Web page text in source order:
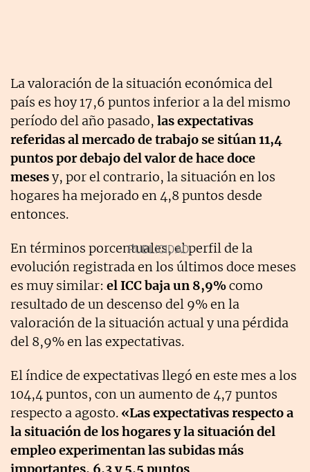
La valoración de la situación económica del
país es hoy 17,6 puntos inferior a la del mismo
período del año pasado, las expectativas
referidas al mercado de trabajo se sitúan 11,4
puntos por debajo del valor de hace doce
mesesy, por el contrario, la situación en los
hogares ha mejorado en 4,8 puntos desde
entonces.
En términos porcentuales, el perfil de la
evolución registrada en los últimos doce meses
es muy similar: el ICC baja un 8,9%como
resultado de un descenso del 9% en la
valoración de la situación actual y una pérdida
del 8,9% en las expectativas.
El índice de expectativas llegó en este mes a los
104,4 puntos, con un aumento de 4,7 puntos
respecto a agosto. «Las expectativas respecto a
la situación de los hogares y la situación del
empleo experimentan las subidas más
importantes, 6,3 y 5,5 puntos